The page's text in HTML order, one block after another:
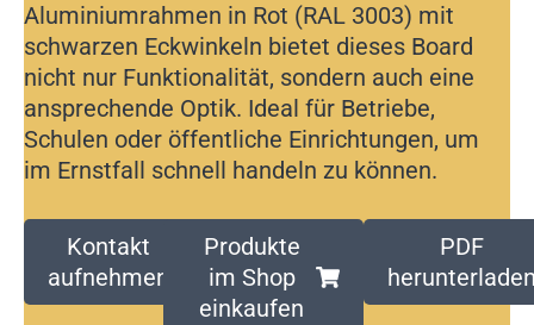
Aluminiumrahmen in Rot (RAL 3003) mit
schwarzen Eckwinkeln bietet dieses Board
nicht nur Funktionalität, sondern auch eine
ansprechende Optik. Ideal für Betriebe,
Schulen oder öffentliche Einrichtungen, um
im Ernstfall schnell handeln zu können.
Kontakt
aufnehmen
Produkte
im Shop
einkaufen
PDF